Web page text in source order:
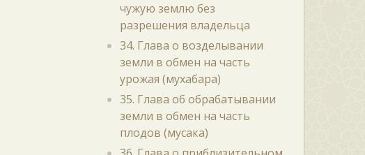
чужую землю без
разрешения владельца
34. Глава о возделывании
земли в обмен на часть
урожая (мухабара)
35. Глава об обрабатывании
земли в обмен на часть
плодов (мусака)